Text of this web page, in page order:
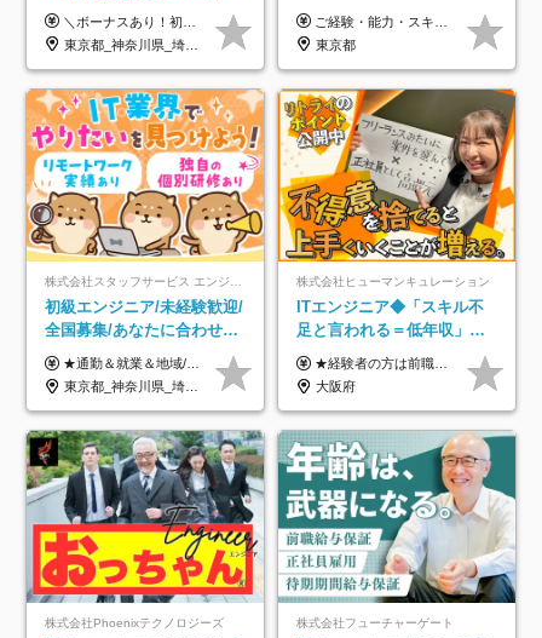
｜リモート率8割以上｜充実
のキャリア支援｜残業月10h
＼ボーナスあり！初年度から年収300万円以上／ ■月給25万円～35万円＋残業代全額支給＋各種手当＋賞与年1回 ◎経験・年齢・スキルなどを考慮し、できるだけ優遇します ◎試用期間中(3カ月)は契約社員で、月給21万円＋諸手当になります。 (試用期間中は残業が発生しません。その他の待遇に変更はありません) ----------------- ＼3つの評価軸！実力次第で早期収入アップ！／ 【1】スキル(IT理解、実装力、設計) 【2】実務力(現場評価、コミュ力、品質) 【3】姿勢(自走力、意欲、責任感) この3つの評価軸で、3カ月ごとに評価。社内グレードにより、給与が決まる明確な仕組みです。何ができれば給与が上がるのか分かりやすく、実力や努力次第で早期に収入を増やせます！ 【固定残業代について】 なし（残業代は、実際の労働時間に応じて別途全額支給）
東京都_神奈川県_埼玉県_千葉県_大阪府_愛知県_北海道_青森県_岩手県_宮城県_秋田県_山形県_福島県_茨城県_栃木県_群馬県_新潟県_山梨県_長野県_富山県_石川県_福井県_静岡県_岐阜県_三重県_兵庫県_京都府_滋賀県_奈良県_和歌山県_広島県_岡山県_鳥取県_島根県_山口県_徳島県_香川県_愛媛県_高知県_福岡県_熊本県_佐賀県_長崎県_大分県_宮崎県_鹿児島県_沖縄県
ご経験・能力・スキル等により、当社基準にて優遇・相談のうえ決定いたします。
東京都
初級エンジニア/未経験歓迎/
全国募集/あなたに合わせた
オリジナル研修をご用
意/AI・IoT/残業平均8時間
★通勤＆就業＆地域/住宅＆役職手当あり ★残業代は全額支給 ★選べる給与制度あり！ ■東京・神奈川・千葉・埼玉勤務の場合 月給24.5万円～55万円＋諸手当 （残業代は全額支給） (20,000円の地域/住宅手当込み) ■愛知・京都・大阪・兵庫勤務の場合 月給24万円以上＋諸手当 （残業代は全額支給） (15,000円の地域/住宅手当込み) ■茨城・栃木・群馬・静岡・三重・滋賀・広島・福岡勤務の場合 月給23.5万円以上＋諸手当 （残業代は全額支給） (10,000円の地域/住宅手当込み) ■北海道・宮城・山梨・長野・岐阜・奈良・和歌山・岡山勤務の場合 月給23万円以上＋諸手当 （残業代は全額支給） (5,000円の地域/住宅手当込み) ■その他のエリア勤務の場合 月給22.5万円以上＋諸手当 （残業代は全額支給） ※経験や能力を考慮し、当社規定により優遇します 【昇給：年一回実施】 【選べる給与制度】 ★収入を重視する方に… 「変動型人事制度」の選択も可能（派遣先からの評価に応じて収入アップ！） ※年2回のタイミングで希望者と面談の上決定します。
東京都_神奈川県_埼玉県_千葉県_大阪府_愛知県_北海道_岩手県_宮城県_山形県_福島県_茨城県_栃木県_群馬県_山梨県_長野県_富山県_石川県_静岡県_岐阜県_三重県_兵庫県_京都府_滋賀県_奈良県_広島県_岡山県_山口県_愛媛県_福岡県_熊本県_長崎県
株式会社ヒューマンキュレーション
ITエンジニア◆「スキル不
足と言われる＝低年収」で
はない！｜ 不安を克服し、
年収アップした社員の実例
★経験者の方は前職の年収以上を保証します ★案件単価を開示した上で80％以上を還元します 月給25万円以上＋賞与年2回 ※経験や能力を考慮の上で優遇します ※試用期間が3ヶ月(その間の給与・待遇・雇用形態に変更はありません) ※月給には月20時間分のみなし残業手当(5万円)を含みます(超過分は別途支給) ★残業平均は月10時間以下ですので、毎月10時間分程度はお得です！
大阪府
株式会社Phoenixテクノロジーズ 株式会社フューチャーゲート